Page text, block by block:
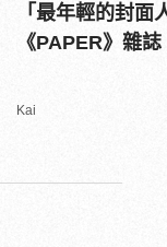
「最年輕的封
《PAPER》雜
Kai